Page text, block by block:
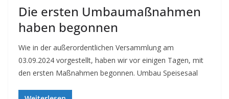
Die ersten Umbaumaßnahmen
haben begonnen
Wie in der außerordentlichen Versammlung am
03.09.2024 vorgestellt, haben wir vor einigen Tagen, mit
den ersten Maßnahmen begonnen. Umbau Speisesaal